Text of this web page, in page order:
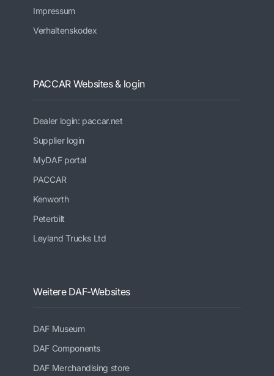
Impressum
Verhaltenskodex
PACCAR Websites & login
Dealer login: paccar.net
Supplier login
MyDAF portal
PACCAR
Kenworth
Peterbilt
Leyland Trucks Ltd
Weitere DAF-Websites
DAF Museum
DAF Components
DAF Merchandising store